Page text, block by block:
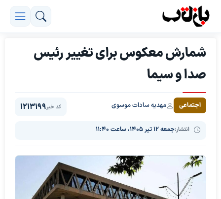
شمارش معکوس برای تغییر رئیس
صدا و سیما
اجتماعی مهدیه سادات موسوی
انتشار:جمعه ۱۲ تیر ۱۴۰۵، ساعت ۱۱:۴۰
کد خبر1213199